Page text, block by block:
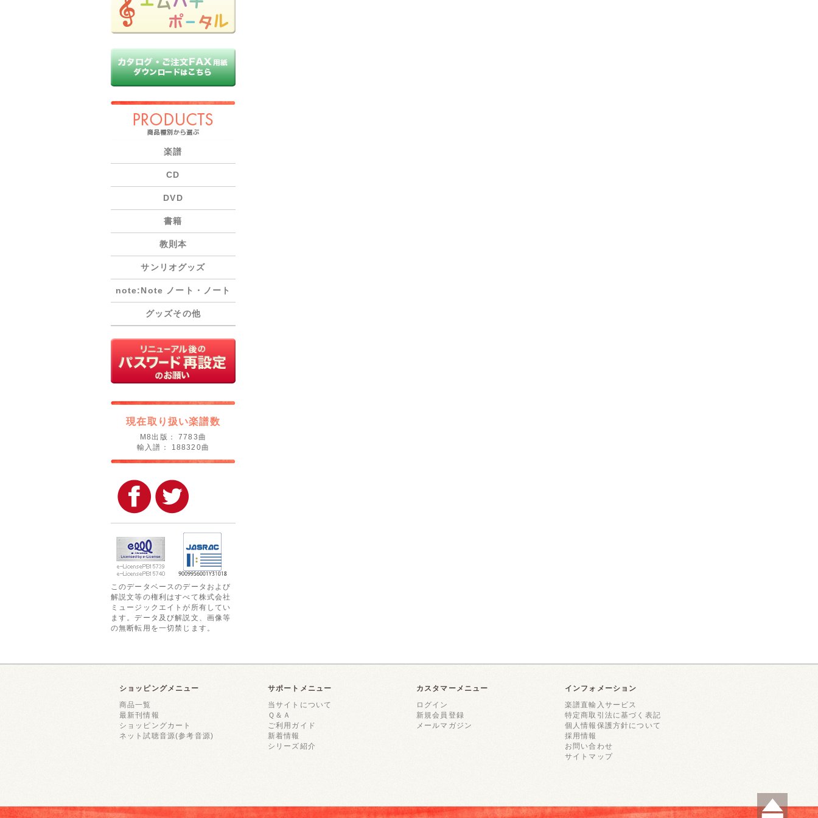
楽譜
CD
DVD
書籍
教則本
サンリオグッズ
note:Note ノート・ノート
グッズその他
現在取り扱い楽譜数
M8出版： 7783曲
輸入譜： 188320曲
このデータベースのデータおよび
解説文等の権利はすべて株式会社
ミュージックエイトが所有してい
ます。データ及び解説文、画像等
の無断転用を一切禁じます。
ショッピングメニュー
商品一覧
最新刊情報
ショッピングカート
ネット試聴音源(参考音源)
サポートメニュー
当サイトについて
Ｑ＆Ａ
ご利用ガイド
新着情報
シリーズ紹介
カスタマーメニュー
ログイン
新規会員登録
メールマガジン
インフォメーション
楽譜直輸入サービス
特定商取引法に基づく表記
個人情報保護方針について
採用情報
お問い合わせ
サイトマップ